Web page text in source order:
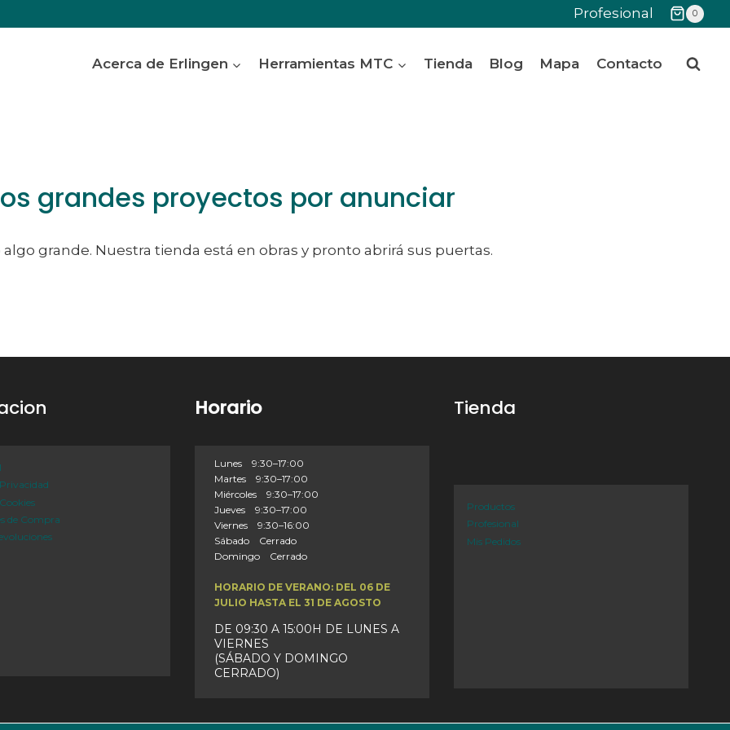
Profesional 0
Acerca de Erlingen Herramientas MTC Tienda Blog Mapa Contacto
grandes proyectos por anunciar
grande. Nuestra tienda está en obras y pronto abrirá sus puertas.
de Compra
Horario
Lunes 9:30–17:00
Martes 9:30–17:00
Miércoles 9:30–17:00
Jueves 9:30–17:00
Viernes 9:30–16:00
Sábado Cerrado
Domingo Cerrado
HORARIO DE VERANO: DEL 06 DE
JULIO HASTA EL 31 DE AGOSTO
DE 09:30 A 15:00H DE LUNES A
VIERNES
(SÁBADO Y DOMINGO
CERRADO)
Tienda
Productos
Profesional
Mis Pedidos